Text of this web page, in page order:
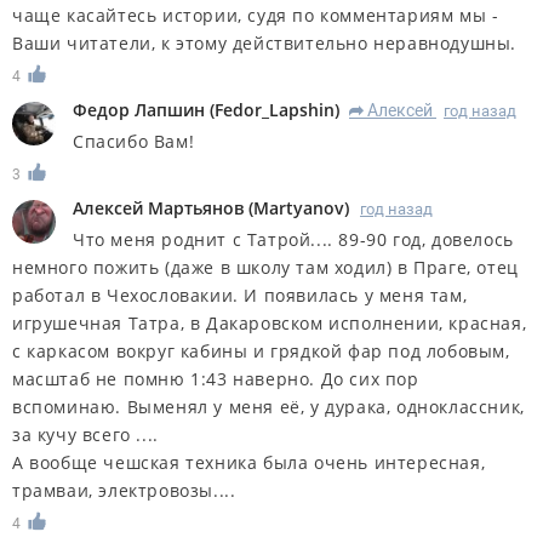
чаще касайтесь истории, судя по комментариям мы -
Ваши читатели, к этому действительно неравнодушны.
4
Федор Лапшин (Fedor_Lapshin) R Алексей год назад
Спасибо Вам!
3
Алексей Мартьянов (Martyanov) год назад
Что меня роднит с Татрой.... 89-90 год, довелось
немного пожить (даже в школу там ходил) в Праге, отец
работал в Чехословакии. И появилась у меня там,
игрушечная Татра, в Дакаровском исполнении, красная,
с каркасом вокруг кабины и грядкой фар под лобовым,
масштаб не помню 1:43 наверно. До сих пор
вспоминаю. Выменял у меня её, у дурака, одноклассник,
за кучу всего ....
А вообще чешская техника была очень интересная,
трамваи, электровозы....
4